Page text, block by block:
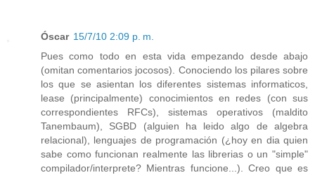
Óscar 15/7/10 2:09 p. m.
Pues como todo en esta vida empezando desde abajo
(omitan comentarios jocosos). Conociendo los pilares sobre
los que se asientan los diferentes sistemas informaticos,
lease (principalmente) conocimientos en redes (con sus
correspondientes RFCs), sistemas operativos (maldito
Tanembaum), SGBD (alguien ha leido algo de algebra
relacional), lenguajes de programación (¿hoy en dia quien
sabe como funcionan realmente las librerias o un "simple"
compilador/interprete? Mientras funcione...). Creo que es